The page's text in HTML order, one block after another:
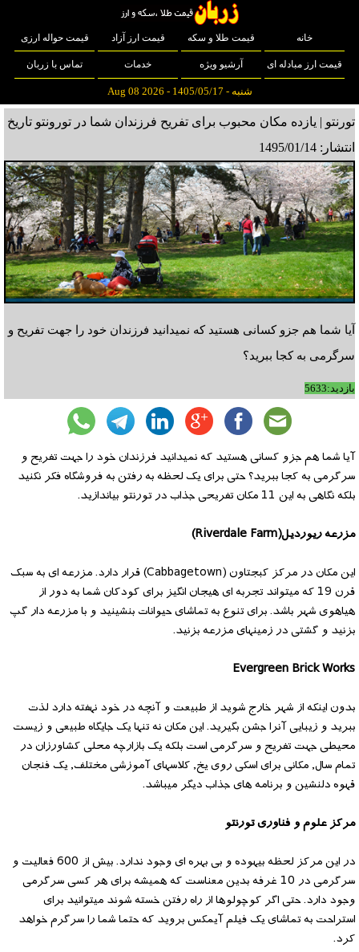
خانه قیمت طلا و سکه قیمت ارز آزاد قیمت حواله ارزی
قیمت ارز مبادله ای آرشیو ویژه خدمات تماس با زربان
شنبه - 1405/05/17 - Aug 08 2026
تورنتو | یازده مکان محبوب برای تفریح فرزندان شما در تورونتو تاریخ
انتشار: 1495/01/14
آیا شما هم جزو کسانی هستید که نمیدانید فرزندان خود را جهت تفریح و
سرگرمی به کجا ببرید؟
بازدید:5633
آیا شما هم جزو کسانی هستید که نمیدانید فرزندان خود را جهت تفریح و
سرگرمی به کجا ببرید؟ حتی برای یک لحظه به رفتن به فروشگاه فکر نکنید
بلکه نگاهی به این 11 مکان تفریحی جذاب در تورنتو بیاندازید.
مزرعه ریوردیل(Riverdale Farm)
این مکان در مرکز کبجتاون (Cabbagetown) قرار دارد. مزرعه ای به سبک
قرن 19 که میتواند تجربه ای هیجان انگیز برای کودکان شما به دور از
هیاهوی شهر باشد. برای تنوع به تماشای حیوانات بنشینید و با مزرعه دار گپ
بزنید و گشتی در زمینهای مزرعه بزنید.
Evergreen Brick Works
بدون اینکه از شهر خارج شوید از طبیعت و آنچه در خود نهفته دارد لذت
ببرید و زیبایی آنرا جشن بگیرید. این مکان نه تنها یک جایگاه طبیعی و زیست
محیطی جهت تفریح و سرگرمی است بلکه یک بازارچه محلی کشاورزان در
تمام سال, مکانی برای اسکی روی یخ, کلاسهای آموزشی مختلف, یک فنجان
قهوه دلنشین و برنامه های جذاب دیگر میباشد.
مرکز علوم و فناوری تورنتو
در این مرکز لحظه بیهوده و بی بهره ای وجود ندارد. بیش از 600 فعالیت و
سرگرمی در 10 غرفه بدین معناست که همیشه برای هر کسی سرگرمی
وجود دارد. حتی اگر کوچولوها از راه رفتن خسته شوند میتوانید برای
استراحت به تماشای یک فیلم آیمکس بروید که حتما شما را سرگرم خواهد
کرد.